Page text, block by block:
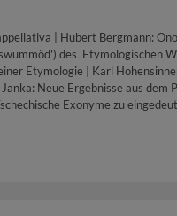
| Hubert Bergmann:
des
Etymologie | Karl
Neue Ergebnisse aus
Exonyme zu